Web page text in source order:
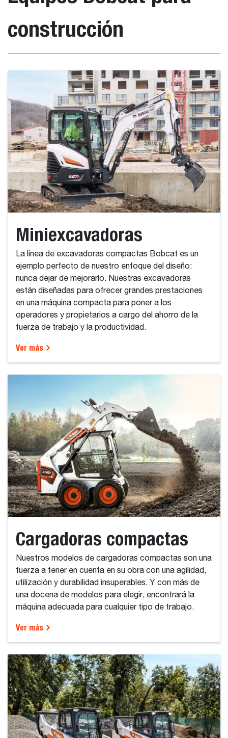
construcción
Miniexcavadoras
La línea de excavadoras compactas Bobcat es un
ejemplo perfecto de nuestro enfoque del diseño:
nunca dejar de mejorarlo. Nuestras excavadoras
están diseñadas para ofrecer grandes prestaciones
en una máquina compacta para poner a los
operadores y propietarios a cargo del ahorro de la
fuerza de trabajo y la productividad.
Ver más
Cargadoras compactas
Nuestros modelos de cargadoras compactas son una
fuerza a tener en cuenta en su obra con una agilidad,
utilización y durabilidad insuperables. Y con más de
una docena de modelos para elegir, encontrará la
máquina adecuada para cualquier tipo de trabajo.
Ver más